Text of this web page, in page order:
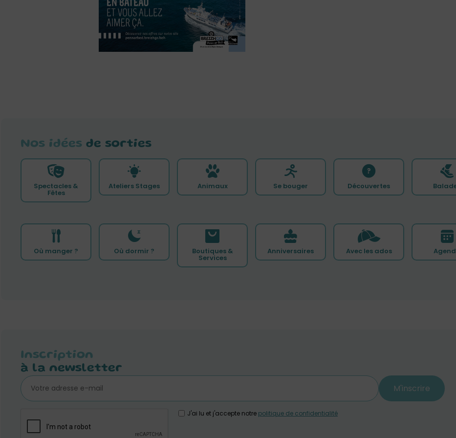
Nos idées de sorties
Spectacles &
Fêtes
Ateliers Stages Animaux Se bouger Découvertes
Où manger ? Où dormir ? Boutiques &
Services
Anniversaires Avec les ados
Inscription
à la newsletter
M'inscrire
J'ai lu et j'accepte notre politique de confidentialité